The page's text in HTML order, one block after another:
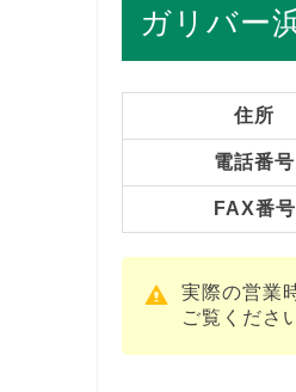
ガリバー
住所
電話番号
FAX番号
実際の営業
ご覧くださ